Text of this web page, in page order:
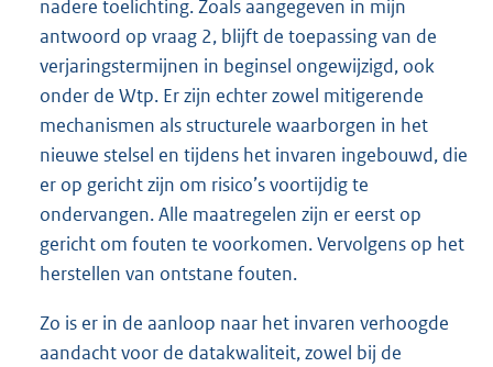
nadere toelichting. Zoals aangegeven in mijn
antwoord op vraag 2, blijft de toepassing van de
verjaringstermijnen in beginsel ongewijzigd, ook
onder de Wtp. Er zijn echter zowel mitigerende
mechanismen als structurele waarborgen in het
nieuwe stelsel en tijdens het invaren ingebouwd, die
er op gericht zijn om risico’s voortijdig te
ondervangen. Alle maatregelen zijn er eerst op
gericht om fouten te voorkomen. Vervolgens op het
herstellen van ontstane fouten.
Zo is er in de aanloop naar het invaren verhoogde
aandacht voor de datakwaliteit, zowel bij de